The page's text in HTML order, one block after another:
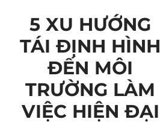
5 XU HƯỚNG
TÁI ĐỊNH HÌNH
ĐẾN MÔI
TRƯỜNG LÀM
VIỆC HIỆN ĐẠI